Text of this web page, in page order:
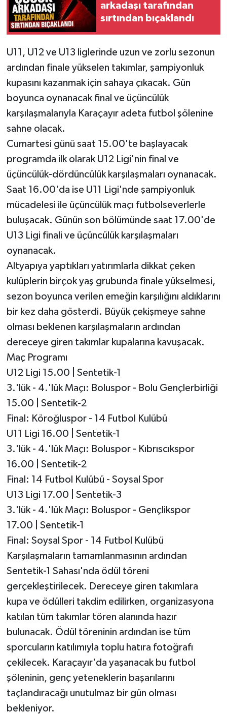
arkadaşı tarafından
sırtından bıçaklandı
U11, U12 ve U13 liglerinde uzun ve zorlu sezonun
ardından finale yükselen takımlar, şampiyonluk
kupasını kazanmak için sahaya çıkacak. Gün
boyunca oynanacak final ve üçüncülük
karşılaşmalarıyla Karaçayır adeta futbol şölenine
sahne olacak.
Cumartesi günü saat 15.00'te başlayacak
programda ilk olarak U12 Ligi'nin final ve
üçüncülük-dördüncülük karşılaşmaları oynanacak.
Saat 16.00'da ise U11 Ligi'nde şampiyonluk
mücadelesi ile üçüncülük maçı futbolseverlerle
buluşacak. Günün son bölümünde saat 17.00'de
U13 Ligi finali ve üçüncülük karşılaşmaları
oynanacak.
Altyapıya yaptıkları yatırımlarla dikkat çeken
kulüplerin birçok yaş grubunda finale yükselmesi,
sezon boyunca verilen emeğin karşılığını aldıklarını
bir kez daha gösterdi. Büyük çekişmeye sahne
olması beklenen karşılaşmaların ardından
dereceye giren takımlar kupalarına kavuşacak.
Maç Programı
U12 Ligi 15.00 | Sentetik-1
3.'lük - 4.'lük Maçı: Boluspor - Bolu Gençlerbirliği
15.00 | Sentetik-2
Final: Köroğluspor - 14 Futbol Kulübü
U11 Ligi 16.00 | Sentetik-1
3.'lük - 4.'lük Maçı: Boluspor - Kıbrıscıkspor
16.00 | Sentetik-2
Final: 14 Futbol Kulübü - Soysal Spor
U13 Ligi 17.00 | Sentetik-3
3.'lük - 4.'lük Maçı: Boluspor - Gençlikspor
17.00 | Sentetik-1
Final: Soysal Spor - 14 Futbol Kulübü
Karşılaşmaların tamamlanmasının ardından
Sentetik-1 Sahası'nda ödül töreni
gerçekleştirilecek. Dereceye giren takımlara
kupa ve ödülleri takdim edilirken, organizasyona
katılan tüm takımlar tören alanında hazır
bulunacak. Ödül töreninin ardından ise tüm
sporcuların katılımıyla toplu hatıra fotoğrafı
çekilecek. Karaçayır'da yaşanacak bu futbol
şöleninin, genç yeteneklerin başarılarını
taçlandıracağı unutulmaz bir gün olması
bekleniyor.